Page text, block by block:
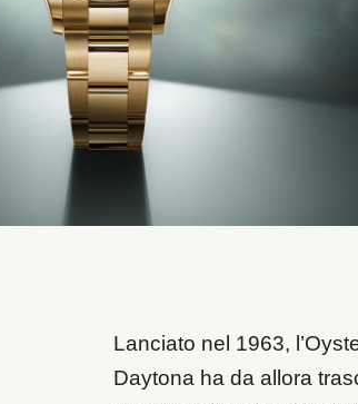
Lanciato nel 1963,
Daytona ha da allora